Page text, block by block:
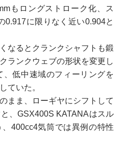
もロングストローク化、ス
0.917に限りなく近い0.904と
なるとクランクシャフトも鍛
ランクウェブの形状を変更し
、低中速域のフィーリングを
ていた。
まま、ローギヤにシフトして
、GSX400S KATANAはスル
400cc4気筒では異例の特性